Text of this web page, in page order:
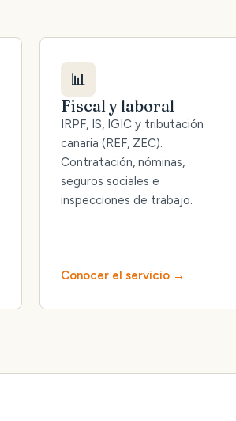
📊
Fiscal y laboral
IRPF, IS, IGIC y tributación
canaria (REF, ZEC).
Contratación, nóminas,
seguros sociales e
inspecciones de trabajo.
Conocer el servicio